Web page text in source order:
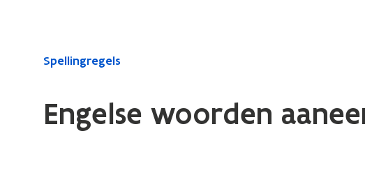
GedaanSpellingregels
Engelse woorden